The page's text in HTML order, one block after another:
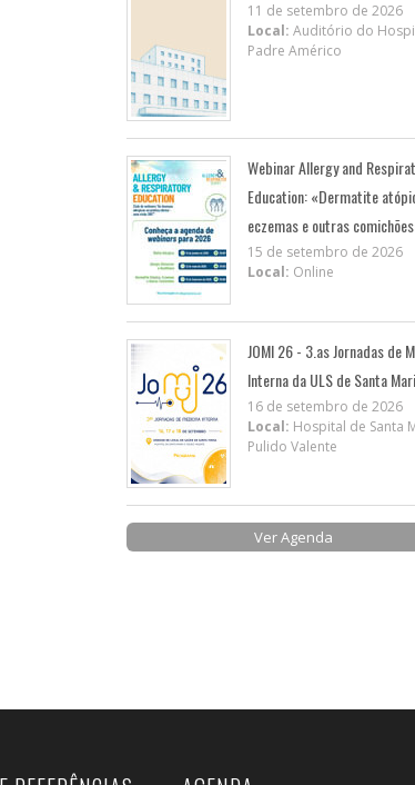
11 de setembro de 2026
Local: Auditório do
Padre Américo
Webinar Allergy and
Education: «Dermatite
eczemas e outras
15 de setembro de 2026
Local: Online
JOMI 26 - 3.as Jornadas de
Interna da ULS de Santa
16 de setembro de 2026
Local: Hospital de Santa
Pulido Valente
Ver Agenda